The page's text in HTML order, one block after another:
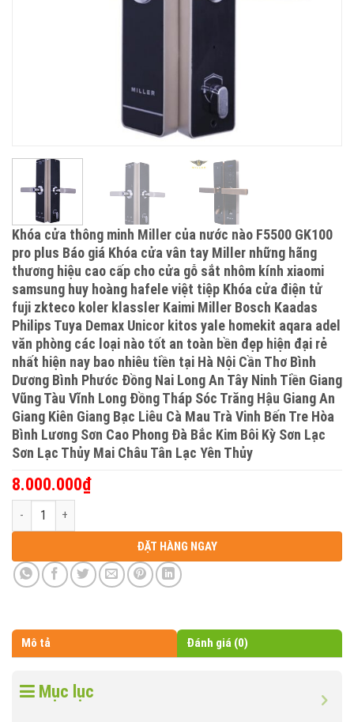
Khóa cửa thông minh Miller của nước nào F5500 GK100
pro plus Báo giá Khóa cửa vân tay Miller những hãng
thương hiệu cao cấp cho cửa gỗ sắt nhôm kính xiaomi
samsung huy hoàng hafele việt tiệp Khóa cửa điện tử
fuji zkteco koler klassler Kaimi Miller Bosch Kaadas
Philips Tuya Demax Unicor kitos yale homekit aqara adel
văn phòng các loại nào tốt an toàn bền đẹp hiện đại rẻ
nhất hiện nay bao nhiêu tiền tại Hà Nội Cần Thơ Bình
Dương Bình Phước Đồng Nai Long An Tây Ninh Tiền Giang
Vũng Tàu Vĩnh Long Đồng Tháp Sóc Trăng Hậu Giang An
Giang Kiên Giang Bạc Liêu Cà Mau Trà Vinh Bến Tre Hòa
Bình Lương Sơn Cao Phong Đà Bắc Kim Bôi Kỳ Sơn Lạc
Sơn Lạc Thủy Mai Châu Tân Lạc Yên Thủy
8.000.000₫
ĐẶT HÀNG NGAY
Mô tả Đánh giá (0)
Mục lục